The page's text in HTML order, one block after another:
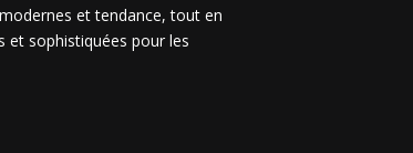
et tendance, tout en
et sophistiquées pour les